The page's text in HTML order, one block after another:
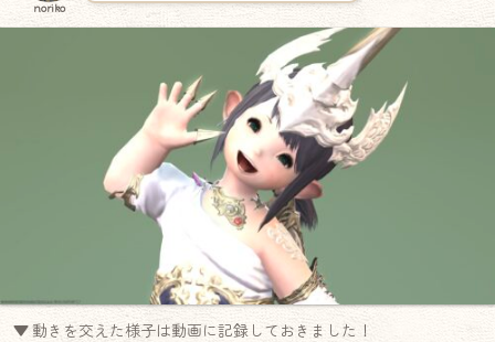
noriko
▼ 動きを交えた様子は動画に記録しておきました！